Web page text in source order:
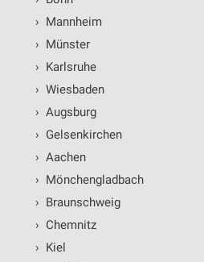
› Mannheim
› Münster
› Karlsruhe
› Wiesbaden
› Augsburg
› Gelsenkirchen
› Aachen
› Mönchengladbach
› Braunschweig
› Chemnitz
› Kiel